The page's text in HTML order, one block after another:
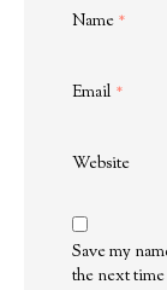
Name *
Email *
Website
Save my
the next